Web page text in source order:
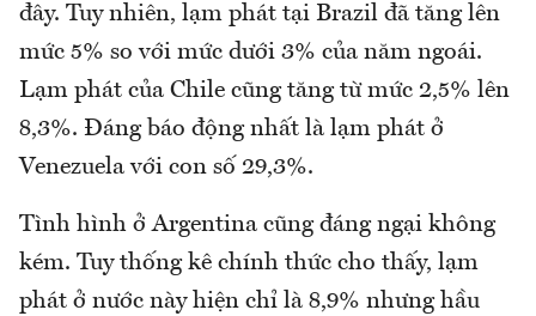
đây. Tuy nhiên, lạm phát tại Brazil đã tăng lên
mức 5% so với mức dưới 3% của năm ngoái.
Lạm phát của Chile cũng tăng từ mức 2,5% lên
8,3%. Đáng báo động nhất là lạm phát ở
Venezuela với con số 29,3%.
Tình hình ở Argentina cũng đáng ngại không
kém. Tuy thống kê chính thức cho thấy, lạm
phát ở nước này hiện chỉ là 8,9% nhưng hầu